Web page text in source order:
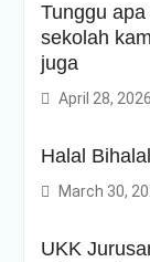
Tunggu
sekolah
juga
April 28, 2026
Halal
March 30,
UKK